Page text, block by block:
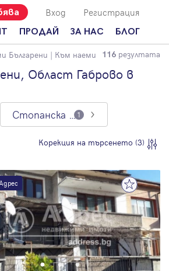
Вход Регистрация
ПРОДАЙ
Добави
имот с
Адрес?
ЗА НАС
Наши офиси
Кариери
Кои сме ние?
Мениджмънт
Address Run
Франчайз
Често
задавани
въпроси
БЛОГ
За продавачи
За купувачи
Ипотечно
наемодатели
наематели
Анализ на
пазара
Новини
Българени | Към наеми 116 резултата
Област Габрово в
Стопанска сграда/Ферма1
Корекция на търсенето (3)